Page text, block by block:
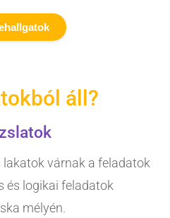
áll?
várnak a feladatok
és logikai feladatok
mélyén.